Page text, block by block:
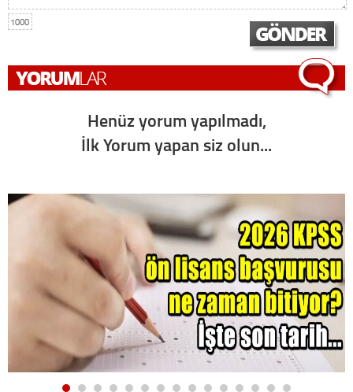
1000
Henüz yorum yapılmadı,
İlk Yorum yapan siz olun...